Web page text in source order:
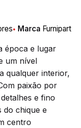
Marca Furnipart
época e lugar
um nível
qualquer interior,
paixão por
e fino
do chique e
centro